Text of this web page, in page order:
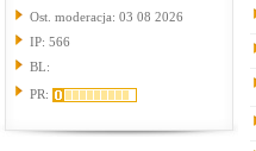
Ost. moderacja: 03 08 2026
IP: 566
BL:
PR: